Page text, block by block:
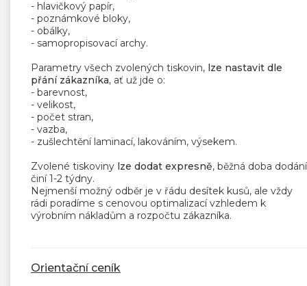
- hlavičkový papír,
- poznámkové bloky,
- obálky,
- samopropisovací archy.
Parametry všech zvolených tiskovin, lze nastavit dle
přání zákazníka, ať už jde o:
- barevnost,
- velikost,
- počet stran,
- vazba,
- zušlechtění laminací, lakováním, výsekem.
Zvolené tiskoviny lze dodat expresně, běžná doba dodání
činí 1-2 týdny.
Nejmenší možný odběr je v řádu desítek kusů, ale vždy
rádi poradíme s cenovou optimalizací vzhledem k
výrobním nákladům a rozpočtu zákazníka.
Orientační ceník